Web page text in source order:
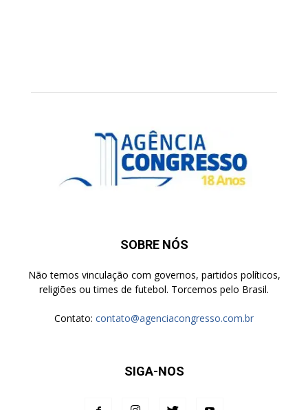
SOBRE NÓS
Não temos vinculação com governos, partidos políticos,
religiões ou times de futebol. Torcemos pelo Brasil.
Contato: contato@agenciacongresso.com.br
SIGA-NOS